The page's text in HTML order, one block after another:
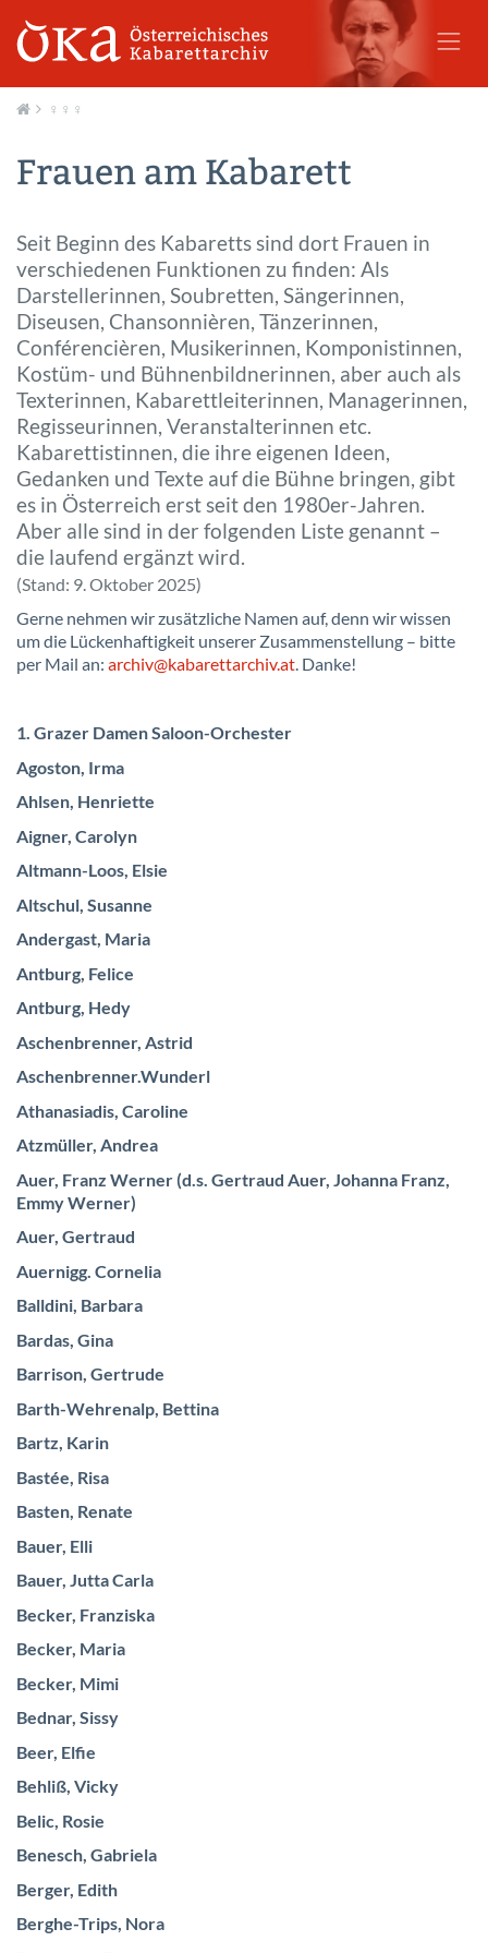
♀♀♀
Frauen am Kabarett
Seit Beginn des Kabaretts sind dort Frauen in
verschiedenen Funktionen zu finden: Als
Darstellerinnen, Soubretten, Sängerinnen,
Diseusen, Chansonnièren, Tänzerinnen,
Conférencièren, Musikerinnen, Komponistinnen,
Kostüm- und Bühnenbildnerinnen, aber auch als
Texterinnen, Kabarettleiterinnen, Managerinnen,
Regisseurinnen, Veranstalterinnen etc.
Kabarettistinnen, die ihre eigenen Ideen,
Gedanken und Texte auf die Bühne bringen, gibt
es in Österreich erst seit den 1980er-Jahren.
Aber alle sind in der folgenden Liste genannt –
die laufend ergänzt wird.
(Stand: 9. Oktober 2025)
Gerne nehmen wir zusätzliche Namen auf, denn wir wissen
um die Lückenhaftigkeit unserer Zusammenstellung – bitte
per Mail an: archiv@kabarettarchiv.at. Danke!
1. Grazer Damen Saloon-Orchester
Agoston, Irma
Ahlsen, Henriette
Aigner, Carolyn
Altmann-Loos, Elsie
Altschul, Susanne
Andergast, Maria
Antburg, Felice
Antburg, Hedy
Aschenbrenner, Astrid
Aschenbrenner.Wunderl
Athanasiadis, Caroline
Atzmüller, Andrea
Auer, Franz Werner (d.s. Gertraud Auer, Johanna Franz,
Emmy Werner)
Auer, Gertraud
Auernigg. Cornelia
Balldini, Barbara
Bardas, Gina
Barrison, Gertrude
Barth-Wehrenalp, Bettina
Bartz, Karin
Bastée, Risa
Basten, Renate
Bauer, Elli
Bauer, Jutta Carla
Becker, Franziska
Becker, Maria
Becker, Mimi
Bednar, Sissy
Beer, Elfie
Behliß, Vicky
Belic, Rosie
Benesch, Gabriela
Berger, Edith
Berghe-Trips, Nora